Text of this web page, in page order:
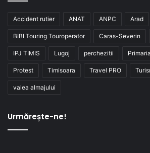
Accident rutier ANAT ANPC Arad
BIBI Touring Touroperator Caras-Severin
IPJ TIMIS Lugoj perchezitii
Protest Timisoara Travel PRO
valea almajului
Urmărește-ne!